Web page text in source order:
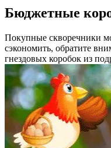
Бюджетные
Покупные скворечники
сэкономить, обратите
гнездовых коробок из